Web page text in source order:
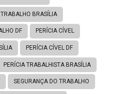
BRASÍLIA
DF PERÍCIA CÍVEL
PERÍCIA CÍVEL DF
PERÍCIA TRABALHISTA BRASÍLIA
SEGURANÇA DO TRABALHO